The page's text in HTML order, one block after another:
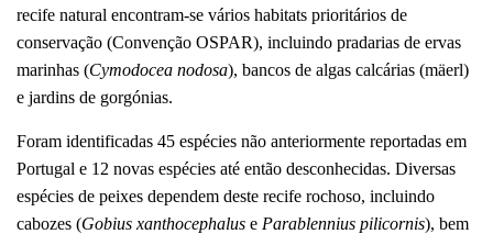
recife natural encontram-se vários habitats prioritários de
conservação (Convenção OSPAR), incluindo pradarias de ervas
marinhas (Cymodocea nodosa), bancos de algas calcárias (mäerl)
e jardins de gorgónias.
Foram identificadas 45 espécies não anteriormente reportadas em
Portugal e 12 novas espécies até então desconhecidas. Diversas
espécies de peixes dependem deste recife rochoso, incluindo
cabozes (Gobius xanthocephalus e Parablennius pilicornis), bem